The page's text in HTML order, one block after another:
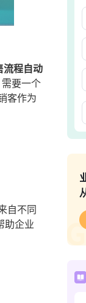
流程自动
要一个
客作为
自不同
助企业